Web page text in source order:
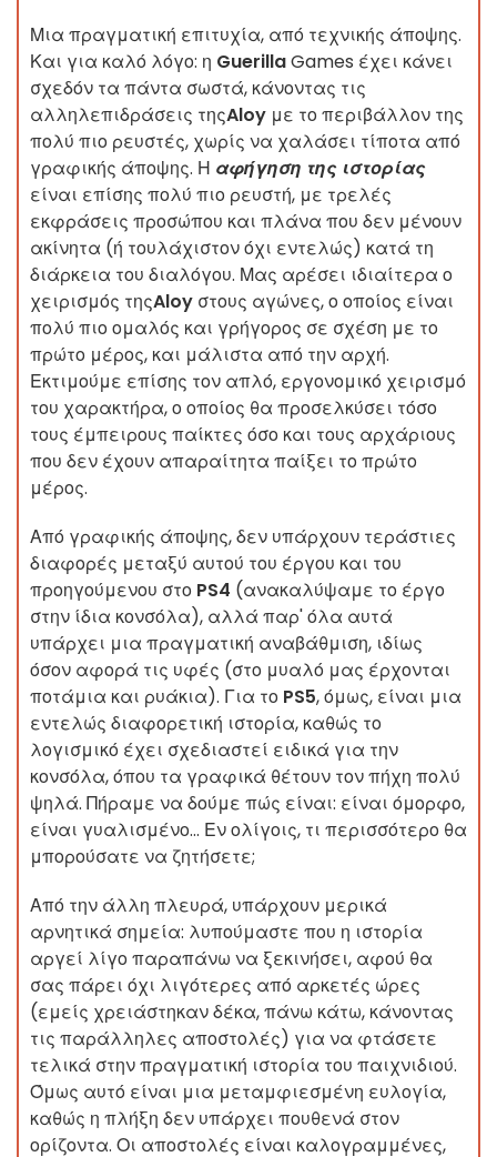
Μια πραγματική επιτυχία, από τεχνικής άποψης.
Και για καλό λόγο: η GuerillaGames έχει κάνει
σχεδόν τα πάντα σωστά, κάνοντας τις
αλληλεπιδράσεις τηςAloy με το περιβάλλον της
πολύ πιο ρευστές, χωρίς να χαλάσει τίποτα από
γραφικής άποψης. Η αφήγηση της ιστορίας
είναι επίσης πολύ πιο ρευστή, με τρελές
εκφράσεις προσώπου και πλάνα που δεν μένουν
ακίνητα (ή τουλάχιστον όχι εντελώς) κατά τη
διάρκεια του διαλόγου. Μας αρέσει ιδιαίτερα ο
χειρισμός τηςAloy στους αγώνες, ο οποίος είναι
πολύ πιο ομαλός και γρήγορος σε σχέση με το
πρώτο μέρος, και μάλιστα από την αρχή.
Εκτιμούμε επίσης τον απλό, εργονομικό χειρισμό
του χαρακτήρα, ο οποίος θα προσελκύσει τόσο
τους έμπειρους παίκτες όσο και τους αρχάριους
που δεν έχουν απαραίτητα παίξει το πρώτο
μέρος.
Από γραφικής άποψης, δεν υπάρχουν τεράστιες
διαφορές μεταξύ αυτού του έργου και του
προηγούμενου στο PS4 (ανακαλύψαμε το έργο
στην ίδια κονσόλα), αλλά παρ' όλα αυτά
υπάρχει μια πραγματική αναβάθμιση, ιδίως
όσον αφορά τις υφές (στο μυαλό μας έρχονται
ποτάμια και ρυάκια). Για το PS5, όμως, είναι μια
εντελώς διαφορετική ιστορία, καθώς το
λογισμικό έχει σχεδιαστεί ειδικά για την
κονσόλα, όπου τα γραφικά θέτουν τον πήχη πολύ
ψηλά. Πήραμε να δούμε πώς είναι: είναι όμορφο,
είναι γυαλισμένο... Εν ολίγοις, τι περισσότερο θα
μπορούσατε να ζητήσετε;
Από την άλλη πλευρά, υπάρχουν μερικά
αρνητικά σημεία: λυπούμαστε που η ιστορία
αργεί λίγο παραπάνω να ξεκινήσει, αφού θα
σας πάρει όχι λιγότερες από αρκετές ώρες
(εμείς χρειάστηκαν δέκα, πάνω κάτω, κάνοντας
τις παράλληλες αποστολές) για να φτάσετε
τελικά στην πραγματική ιστορία του παιχνιδιού.
Όμως αυτό είναι μια μεταμφιεσμένη ευλογία,
καθώς η πλήξη δεν υπάρχει πουθενά στον
ορίζοντα. Οι αποστολές είναι καλογραμμένες,